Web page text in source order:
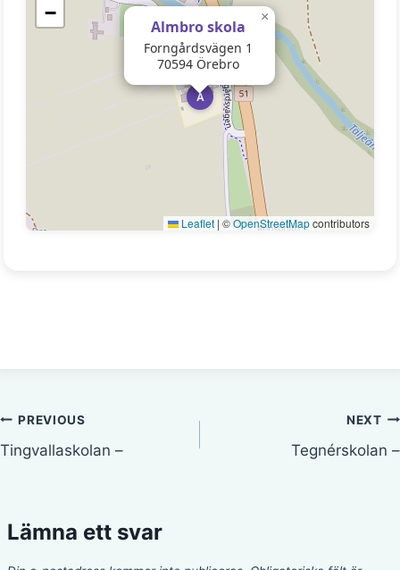
A
Almbro skola
Forngårdsvägen 1
70594 Örebro
×
−
Leaflet | ©OpenStreetMapcontributors
Inläggsnavigering
PREVIOUS
Tingvallaskolan –
NEXT
Tegnérskolan –
Lämna ett svar